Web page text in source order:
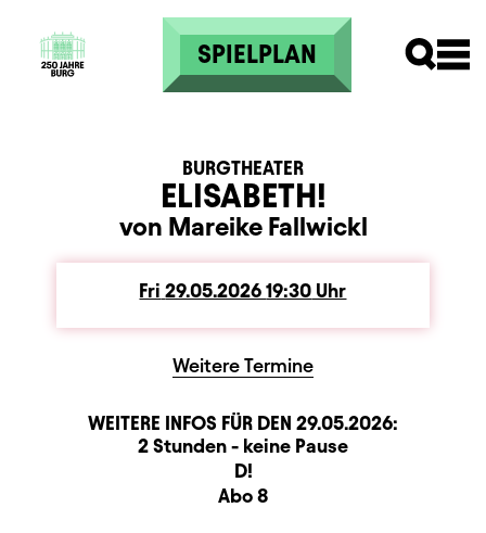
Skip to main content
SPIELPLAN
ELISABETH!
BURGTHEATER
von Mareike Fallwickl
Fri Friday
29.05.202619:30 Uhr
Weitere Termine
WEITERE INFOS FÜR DEN 29.05.2026:
BeschreibungInformation
Dauer und Pausen2 Stunden - keine Pause
D!
Abo 8